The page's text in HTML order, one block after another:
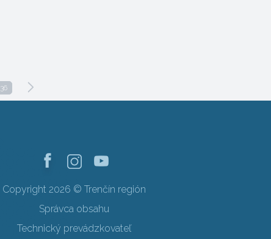
36
Copyright 2026 © Trenčín región
Správca obsahu
Technický prevádzkovateľ